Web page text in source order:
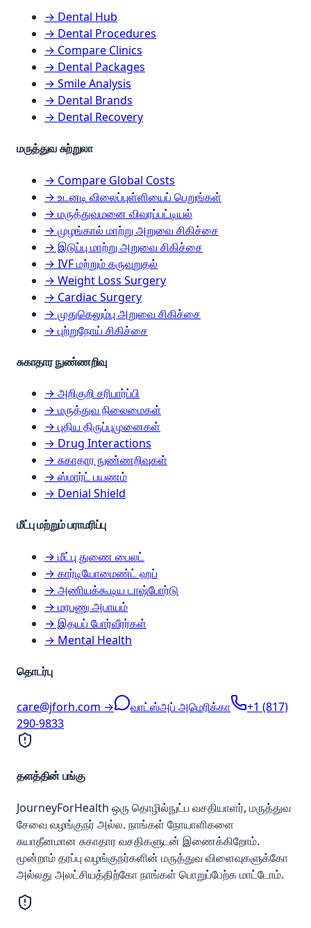
→ Dental Hub
→ Dental Procedures
→ Compare Clinics
→ Dental Packages
→ Smile Analysis
→ Dental Brands
→ Dental Recovery
மருத்துவ சுற்றுலா
→ Compare Global Costs
→ உடனடி விலைப்புள்ளியைப் பெறுங்கள்
→ மருத்துவமனை விவரப்பட்டியல்
→ முழங்கால் மாற்று அறுவை சிகிச்சை
→ இடுப்பு மாற்று அறுவை சிகிச்சை
→ IVF மற்றும் கருவுறுதல்
→ Weight Loss Surgery
→ Cardiac Surgery
→ முதுகெலும்பு அறுவை சிகிச்சை
→ புற்றுநோய் சிகிச்சை
சுகாதார நுண்ணறிவு
→ அறிகுறி சரிபார்ப்பி
→ மருத்துவ நிலைமைகள்
→ புதிய திருப்புமுனைகள்
→ Drug Interactions
→ சுகாதார நுண்ணறிவுகள்
→ ஸ்மார்ட் பயணம்
→ Denial Shield
மீட்பு மற்றும் பராமரிப்பு
→ மீட்பு துணை பைலட்
→ கார்டியோமைண்ட் ஹப்
→ அணியக்கூடிய டாஷ்போர்டு
→ மரபணு அபாயம்
→ இதயப் போர்வீரர்கள்
→ Mental Health
தொடர்பு
care@jforh.com → வாட்ஸ்அப் அமெரிக்கா
+1 (817)
290-9833
தளத்தின் பங்கு
JourneyForHealth ஒரு தொழில்நுட்ப வசதியாளர், மருத்துவ
சேவை வழங்குநர் அல்ல. நாங்கள் நோயாளிகளை
சுயாதீனமான சுகாதார வசதிகளுடன் இணைக்கிறோம்.
மூன்றாம் தரப்பு வழங்குநர்களின் மருத்துவ விளைவுகளுக்கோ
அல்லது அலட்சியத்திற்கோ நாங்கள் பொறுப்பேற்க மாட்டோம்.